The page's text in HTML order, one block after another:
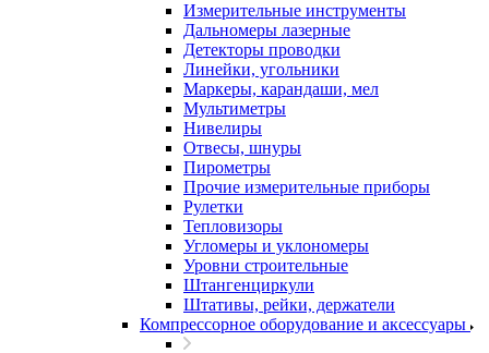
Измерительные инструменты
Дальномеры лазерные
Детекторы проводки
Линейки, угольники
Маркеры, карандаши, мел
Мультиметры
Нивелиры
Отвесы, шнуры
Пирометры
Прочие измерительные приборы
Рулетки
Тепловизоры
Угломеры и уклономеры
Уровни строительные
Штангенциркули
Штативы, рейки, держатели
Компрессорное оборудование и аксессуары